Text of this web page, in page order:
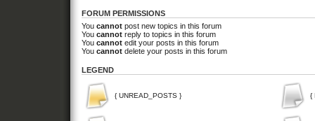
FORUM PERMISSIONS
You cannot post new topics in this forum
You cannot reply to topics in this forum
You cannot edit your posts in this forum
You cannot delete your posts in this forum
LEGEND
{ UNREAD_POSTS } {